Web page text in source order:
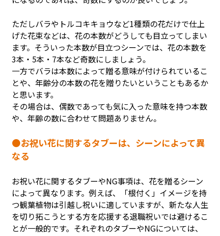
ただしバラやトルコキキョウなど1種類の花だけで仕上
げた花束などは、花の本数がどうしても目立ってしまい
ます。そういった本数が目立つシーンでは、花の本数を
3本・5本・7本など奇数にしましょう。
一方でバラは本数によって贈る意味が付けられているこ
とや、年齢分の本数の花を贈りたいということもあるか
と思います。
その場合は、偶数であっても気に入った意味を持つ本数
や、年齢の数に合わせて問題ありません。
●お祝い花に関するタブーは、シーンによって異
なる
お祝い花に関するタブーやNG事項は、花を贈るシーン
によって異なります。例えば、「根付く」イメージを持
つ観葉植物は引越し祝いに適していますが、新たな人生
を切り拓こうとする方を応援する退職祝いでは避けるこ
とが一般的です。それぞれのタブーやNGについては、